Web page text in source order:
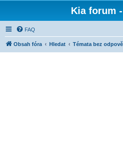
Kia forum
FAQ
Obsah fóra Hledat Témata bez